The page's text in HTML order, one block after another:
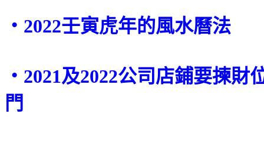
‧2022壬寅虎年的風水曆法
‧2021及2022公司店鋪要揀
門